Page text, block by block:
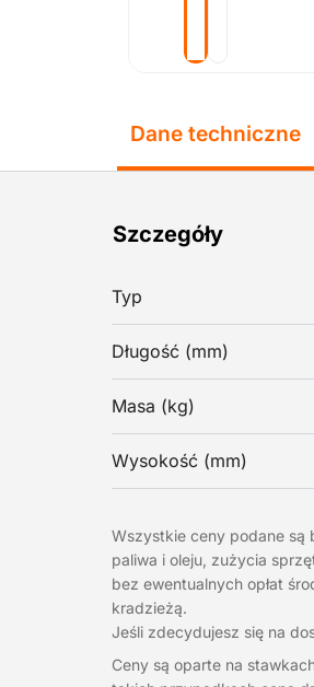
Dane techniczne
Szczegóły
Typ
Długość (mm)
Masa (kg)
Wysokość (mm)
Wszystkie ceny podane są
paliwa i oleju, zużycia
bez ewentualnych opłat
kradzieżą.
Jeśli zdecydujesz się na
Ceny są oparte na